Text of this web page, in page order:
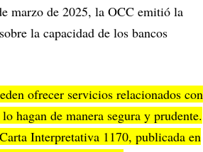
marzo de 2025, la OCC emitió la
la capacidad de los bancos
ofrecer servicios relacionados con
hagan de manera segura y prudente.
Interpretativa 1170, publicada en